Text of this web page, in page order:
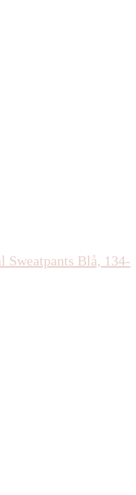
Sweatpants Blå, 134-